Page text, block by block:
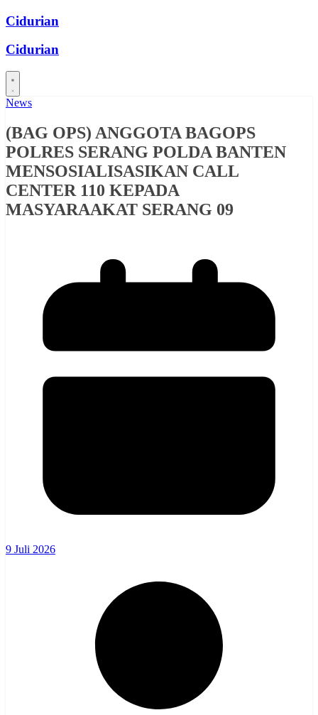
Skip
content
Cidurian
Cidurian
News
(BAG OPS) ANGGOTA BAGOPS
POLRES SERANG POLDA BANTEN
MENSOSIALISASIKAN CALL
CENTER 110 KEPADA
MASYARAAKAT SERANG 09
9 Juli 2026